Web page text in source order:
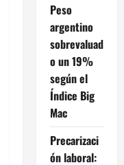
LinkedIn
Peso
argentino
sobrevaluad
o un 19%
según el
Índice Big
Mac
Precarizaci
ón laboral: